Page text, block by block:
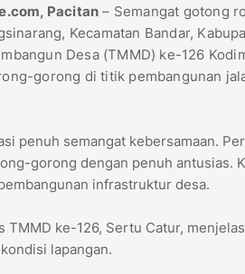
Pacitan – Semangat gotong
Kecamatan Bandar,
Desa (TMMD) ke-126
gorong di titik pembangunan
penuh semangat kebersamaan.
gorong dengan penuh antusias.
infrastruktur desa.
TMMD ke-126, Sertu Catur,
lapangan.